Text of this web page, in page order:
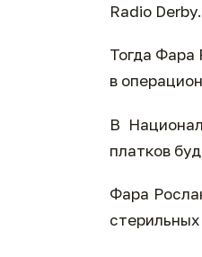
Radio Derby.
Тогда
в
В
платков
Фара